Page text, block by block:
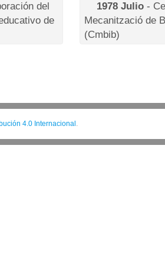
del
de
1978 Julio -
Mecanització de
(Cmbib)
4.0 Internacional